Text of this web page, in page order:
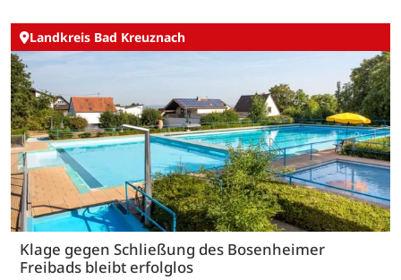
Landkreis Bad Kreuznach
Klage gegen Schließung des Bosenheimer
Freibads bleibt erfolglos